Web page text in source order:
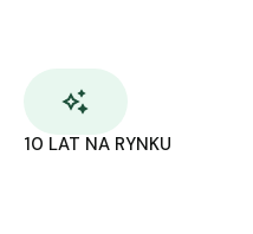
10 LAT NA RYNKU